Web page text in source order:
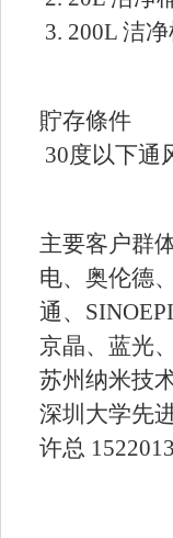
3. 200L 洁净
貯存條件
30度以下通
主要客户群
电、奥伦德
通、
京晶、蓝光
苏州纳米技
深圳大学先
许总